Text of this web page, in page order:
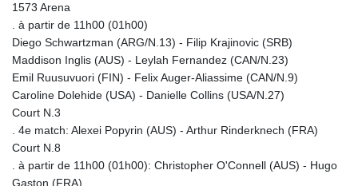
1573 Arena
. à partir de 11h00 (01h00)
Diego Schwartzman (ARG/N.13) - Filip Krajinovic (SRB)
Maddison Inglis (AUS) - Leylah Fernandez (CAN/N.23)
Emil Ruusuvuori (FIN) - Felix Auger-Aliassime (CAN/N.9)
Caroline Dolehide (USA) - Danielle Collins (USA/N.27)
Court N.3
. 4e match: Alexei Popyrin (AUS) - Arthur Rinderknech (FRA)
Court N.8
. à partir de 11h00 (01h00): Christopher O'Connell (AUS) - Hugo
Gaston (FRA)